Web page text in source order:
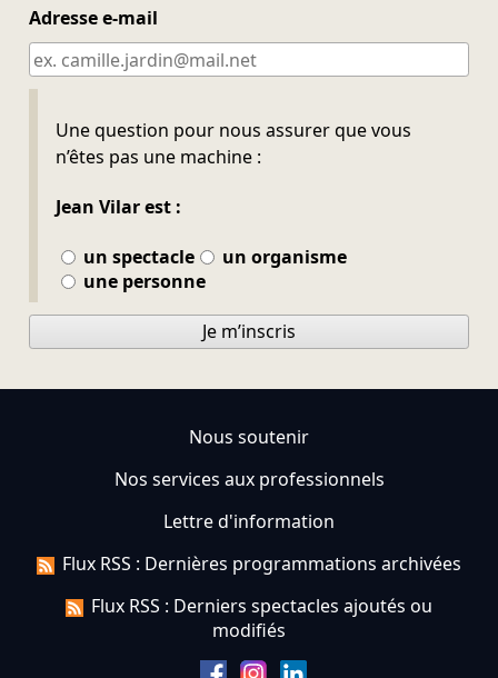
Adresse e-mail
Une question pour nous assurer que vous
n’êtes pas une machine :
Jean Vilar est :
un spectacle
un organisme
une personne
Ne pas remplir
Je m’inscris
Nous soutenir
Nos services aux professionnels
Lettre d'information
Flux RSS : Dernières programmations archivées
Flux RSS : Derniers spectacles ajoutés ou
modifiés